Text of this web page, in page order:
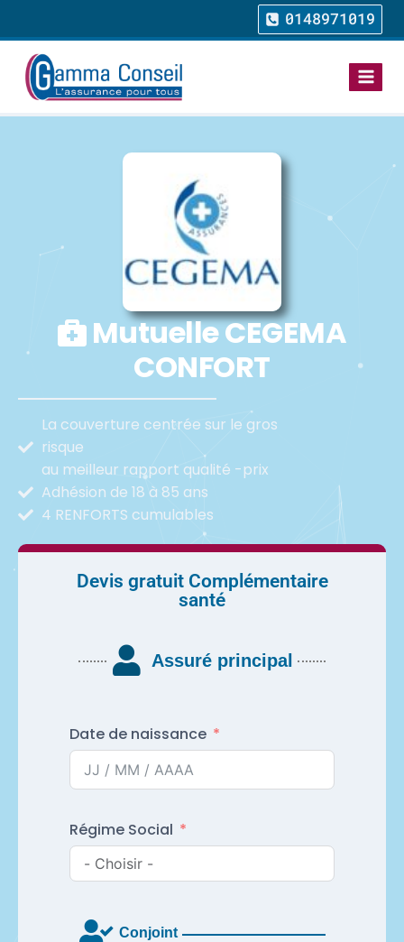
0148971019
Mutuelle CEGEMA
CONFORT
La couverture centrée sur le gros
risque
au meilleur rapport qualité -prix
Adhésion de 18 à 85 ans
4 RENFORTS cumulables
Devis gratuit Complémentaire
santé
Assuré principal
Date de naissance
Régime Social
Conjoint